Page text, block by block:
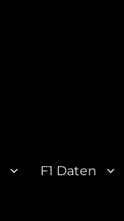
F1 Daten